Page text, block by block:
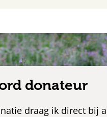
donateur
draag ik direct bij